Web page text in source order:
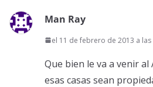
Man Ray
el 11 de febrero de 2013 a las
Que bien le va a venir
esas casas sean